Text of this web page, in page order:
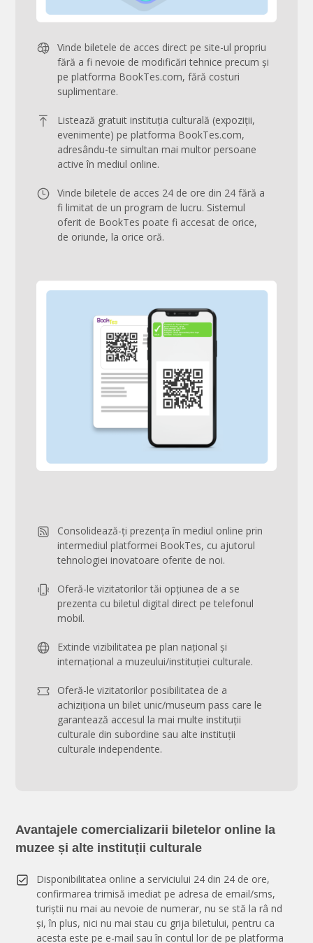
Vinde biletele de acces direct pe site-ul propriu
fără a fi nevoie de modificări tehnice precum și
pe platforma BookTes.com, fără costuri
suplimentare.
Listează gratuit instituția culturală (expoziții,
evenimente) pe platforma BookTes.com,
adresându-te simultan mai multor persoane
active în mediul online.
Vinde biletele de acces 24 de ore din 24 fără a
fi limitat de un program de lucru. Sistemul
oferit de BookTes poate fi accesat de orice,
de oriunde, la orice oră.
Consolidează-ți prezența în mediul online prin
intermediul platformei BookTes, cu ajutorul
tehnologiei inovatoare oferite de noi.
Oferă-le vizitatorilor tăi opțiunea de a se
prezenta cu biletul digital direct pe telefonul
mobil.
Extinde vizibilitatea pe plan național și
internațional a muzeului/instituției culturale.
Oferă-le vizitatorilor posibilitatea de a
achiziționa un bilet unic/museum pass care le
garantează accesul la mai multe instituții
culturale din subordine sau alte instituții
culturale independente.
Avantajele comercializarii biletelor online la
muzee și alte instituții culturale
Disponibilitatea online a serviciului 24 din 24 de ore,
confirmarea trimisă imediat pe adresa de email/sms,
turiștii nu mai au nevoie de numerar, nu se stă la râ nd
și, în plus, nici nu mai stau cu grija biletului, pentru ca
acesta este pe e-mail sau în contul lor de pe platforma